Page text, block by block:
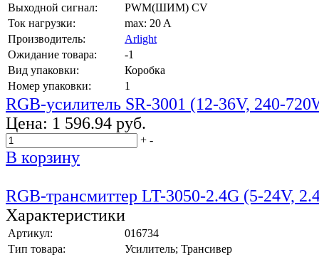
Выходной сигнал:
PWM(ШИМ) CV
Ток нагрузки:
max: 20 A
Производитель:
Arlight
Ожидание товара:
-1
Вид упаковки:
Коробка
Номер упаковки:
1
RGB-усилитель SR-3001 (12-36V, 240-
Цена: 1 596.94 руб.
+ -
В корзину
RGB-трансмиттер LT-3050-2.4G (5-24V,
Характеристики
Артикул:
016734
Тип товара:
Усилитель; Трансивер